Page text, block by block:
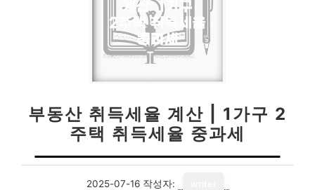
부동산 취득세율 계산 | 1가구 2
주택 취득세율 중과세
2025-07-16 작성자: